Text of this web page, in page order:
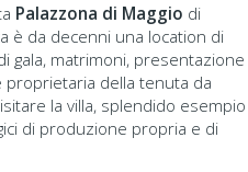
Palazzona di Maggio di
è da decenni una location di
gala, matrimoni, presentazione
proprietaria della tenuta da
la villa, splendido esempio
di produzione propria e di